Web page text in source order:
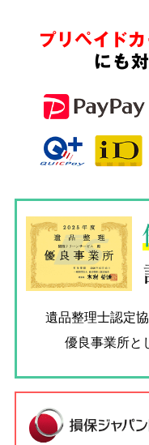
プリペイド
にも
遺品整理士認定
優良事業所と